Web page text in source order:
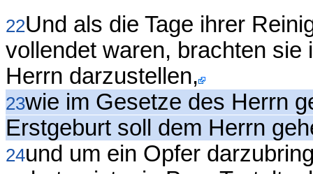
22Und als die Tage ihrer
vollendet waren, brachten
Herrn darzustellen,
23wie im Gesetze des Herrn
Erstgeburt soll dem Herrn
24und um ein Opfer